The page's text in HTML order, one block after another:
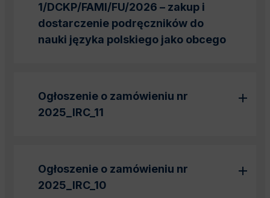
1/DCKP/FAMI/FU/2026 – zakup i
dostarczenie podręczników do
nauki języka polskiego jako obcego
Ogłoszenie o zamówieniu nr
2025_IRC_11
Ogłoszenie o zamówieniu nr
2025_IRC_10